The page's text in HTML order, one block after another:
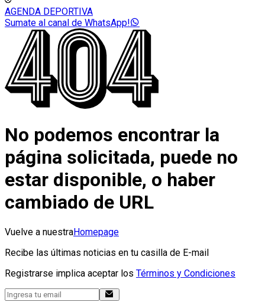
AGENDA DEPORTIVA
Sumate al canal de WhatsApp!
No podemos encontrar la
página solicitada, puede no
estar disponible, o haber
cambiado de URL
Vuelve a nuestraHomepage
Recibe las últimas noticias en tu casilla de E-mail
Registrarse implica aceptar los Términos y Condiciones